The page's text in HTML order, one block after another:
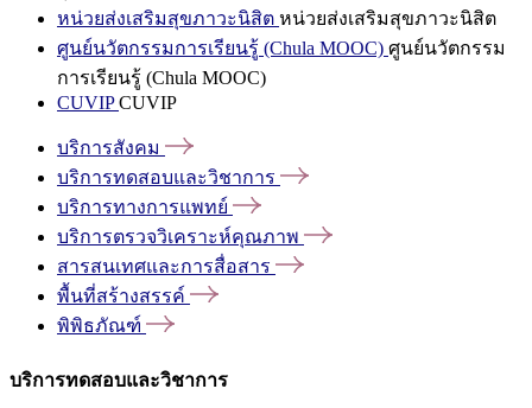
หน่วยส่งเสริมสุขภาวะนิสิต หน่วยส่งเสริมสุขภาวะนิสิต
ศูนย์นวัตกรรมการเรียนรู้ (Chula MOOC) ศูนย์นวัตกรรม
การเรียนรู้ (Chula MOOC)
CUVIPCUVIP
บริการสังคม
บริการทดสอบและวิชาการ
บริการทางการแพทย์
บริการตรวจวิเคราะห์คุณภาพ
สารสนเทศและการสื่อสาร
พื้นที่สร้างสรรค์
พิพิธภัณฑ์
บริการทดสอบและวิชาการ